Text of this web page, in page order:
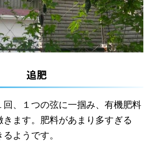
追肥
回、１つの弦に一掴み、有機肥料
きます。肥料があまり多すぎる
ようです。